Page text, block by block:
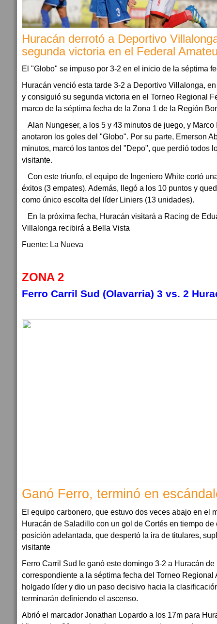
Huracán derrotó a Deportivo
segunda victoria en el Federal
El "Globo" se impuso por 3-2 en el inicio de la séptima
Huracán venció esta tarde 3-2 a Deportivo Villalonga,
y consiguió su segunda victoria en el Torneo Regional
marco de la séptima fecha de la Zona 1 de la Región
Alan Nungeser, a los 5 y 43 minutos de juego, y Marco
anotaron los goles del "Globo". Por su parte, Emerson
minutos, marcó los tantos del "Depo", que perdió todos
visitante.
Con este triunfo, el equipo de Ingeniero White cortó
éxitos (3 empates). Además, llegó a los 10 puntos y
como único escolta del líder Liniers (13 unidades).
En la próxima fecha, Huracán visitará a Racing de
Villalonga recibirá a Bella Vista
Fuente: La Nueva
ZONA 2
Ferro Carril Sud (Olavarria) 3 vs. 2
Ganó Ferro, terminó en
El equipo carbonero, que estuvo dos veces abajo en el
Huracán de Saladillo con un gol de Cortés en tiempo
posición adelantada, que despertó la ira de titulares,
visitante
Ferro Carril Sud le ganó este domingo 3-2 a Huracán
correspondiente a la séptima fecha del Torneo Regional
holgado líder y dio un paso decisivo hacia la
terminarán definiendo el ascenso.
Abrió el marcador Jonathan Lopardo a los 17m para